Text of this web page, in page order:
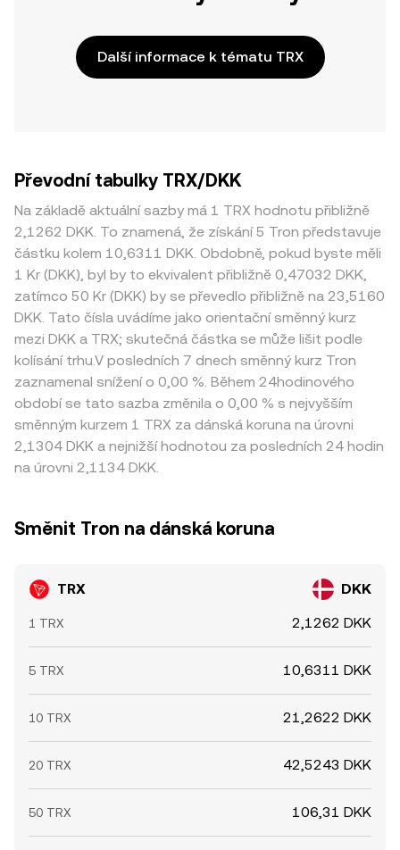
Další informace k tématu TRX
Převodní tabulky TRX/DKK
Na základě aktuální sazby má 1 TRX hodnotu přibližně
2,1262 DKK. To znamená, že získání 5 Tron představuje
částku kolem 10,6311 DKK. Obdobně, pokud byste měli
1 Kr (DKK), byl by to ekvivalent přibližně 0,47032 DKK,
zatímco 50 Kr (DKK) by se převedlo přibližně na 23,5160
DKK. Tato čísla uvádíme jako orientační směnný kurz
mezi DKK a TRX; skutečná částka se může lišit podle
kolísání trhu.V posledních 7 dnech směnný kurz Tron
zaznamenal snížení o 0,00 %. Během 24hodinového
období se tato sazba změnila o 0,00 % s nejvyšším
směnným kurzem 1 TRX za dánská koruna na úrovni
2,1304 DKK a nejnižší hodnotou za posledních 24 hodin
na úrovni 2,1134 DKK.
Směnit Tron na dánská koruna
TRX DKK
1 TRX 2,1262 DKK
5 TRX 10,6311 DKK
10 TRX 21,2622 DKK
20 TRX 42,5243 DKK
50 TRX 106,31 DKK